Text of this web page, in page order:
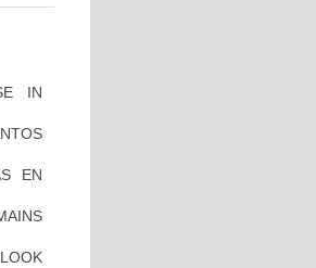
IN
EN